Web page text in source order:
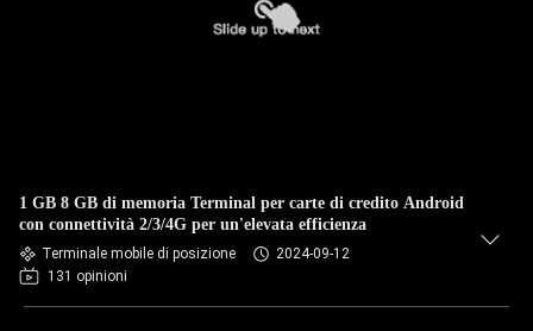
1 GB 8 GB di memoria Terminal per carte di credito Android
con connettività 2/3/4G per un'elevata efficienza
Terminale mobile di posizione
2024-09-12
131 opinioni